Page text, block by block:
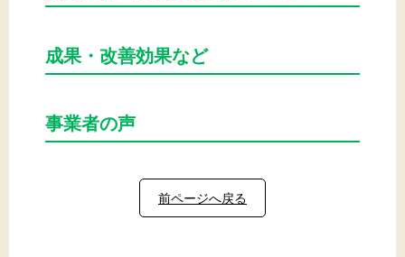
成果・改善効果など
事業者の声
前ページへ戻る